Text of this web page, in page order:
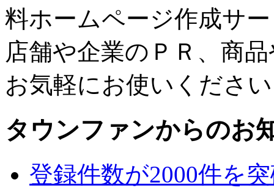
料ホームページ作成サ
店舗や企業のＰＲ、商
お気軽にお使いくださ
タウンファンからのお
登録件数が2000件を